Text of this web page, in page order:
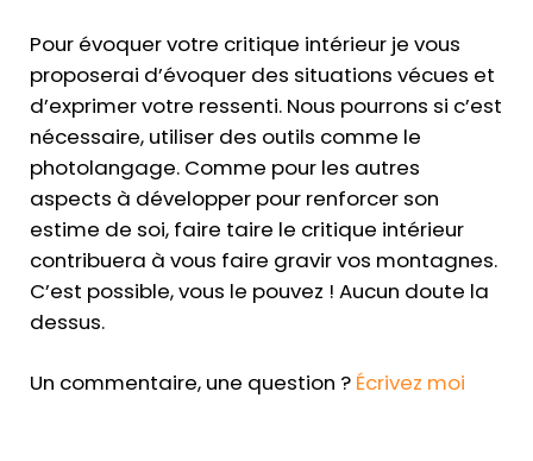
Pour évoquer votre critique intérieur je vous
proposerai d’évoquer des situations vécues et
d’exprimer votre ressenti. Nous pourrons si c’est
nécessaire, utiliser des outils comme le
photolangage. Comme pour les autres
aspects à développer pour renforcer son
estime de soi, faire taire le critique intérieur
contribuera à vous faire gravir vos montagnes.
C’est possible, vous le pouvez ! Aucun doute la
dessus.
Un commentaire, une question ? Écrivez moi